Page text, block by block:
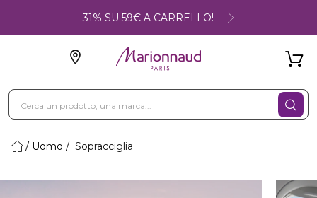
-31% SU 59€ A CARRELLO!
Uomo Sopracciglia